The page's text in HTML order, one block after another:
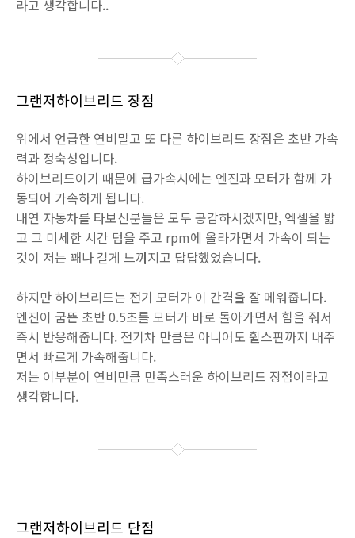
라고 생각합니다..
그랜저하이브리드 장점
위에서 언급한 연비말고 또 다른 하이브리드 장점은 초반 가속
력과 정숙성입니다.
하이브리드이기 때문에 급가속시에는 엔진과 모터가 함께 가
동되어 가속하게 됩니다.
내연 자동차를 타보신분들은 모두 공감하시겠지만, 엑셀을 밟
고 그 미세한 시간 텀을 주고 rpm에 올라가면서 가속이 되는
것이 저는 꽤나 길게 느껴지고 답답했었습니다.
하지만 하이브리드는 전기 모터가 이 간격을 잘 메워줍니다.
엔진이 굼뜬 초반 0.5초를 모터가 바로 돌아가면서 힘을 줘서
즉시 반응해줍니다. 전기차 만큼은 아니어도 휠스핀까지 내주
면서 빠르게 가속해줍니다.
저는 이부분이 연비만큼 만족스러운 하이브리드 장점이라고
생각합니다.
그랜저하이브리드 단점